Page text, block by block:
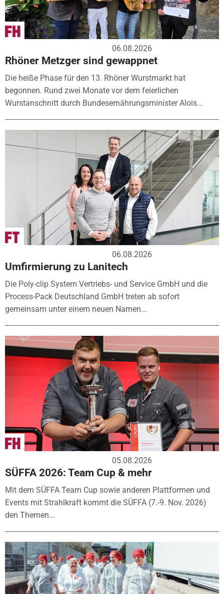
06.08.2026
Rhöner Metzger sind gewappnet
Die heiße Phase für den 13. Rhöner Wurstmarkt hat
begonnen. Rund zwei Monate vor dem feierlichen
Wurstanschnitt durch Bundesernährungsminister Alois...
06.08.2026
Umfirmierung zu Lanitech
Die Poly-clip System Vertriebs- und Service GmbH und die
Process-Pack Deutschland GmbH treten ab sofort
gemeinsam unter einem neuen Namen...
05.08.2026
SÜFFA 2026: Team Cup & mehr
Mit dem SÜFFA Team Cup sowie anderen Plattformen und
Events mit Strahlkraft kommt die SÜFFA (7.-9. Nov. 2026)
den Themen...